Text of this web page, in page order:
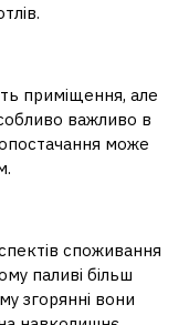
приміщення, але
важливо в
може
споживання
паливі більш
згорянні вони